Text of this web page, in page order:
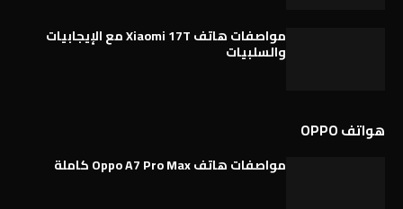
مواصفات هاتف Xiaomi 17T مع الإيجابيات
والسلبيات
هواتف OPPO
مواصفات هاتف Oppo A7 Pro Max كاملة